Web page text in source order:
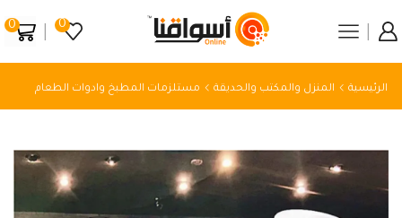
0
0
الرئيسية المنزل والمكتب والحديقة مستلزمات المطبخ وادوات الطعام